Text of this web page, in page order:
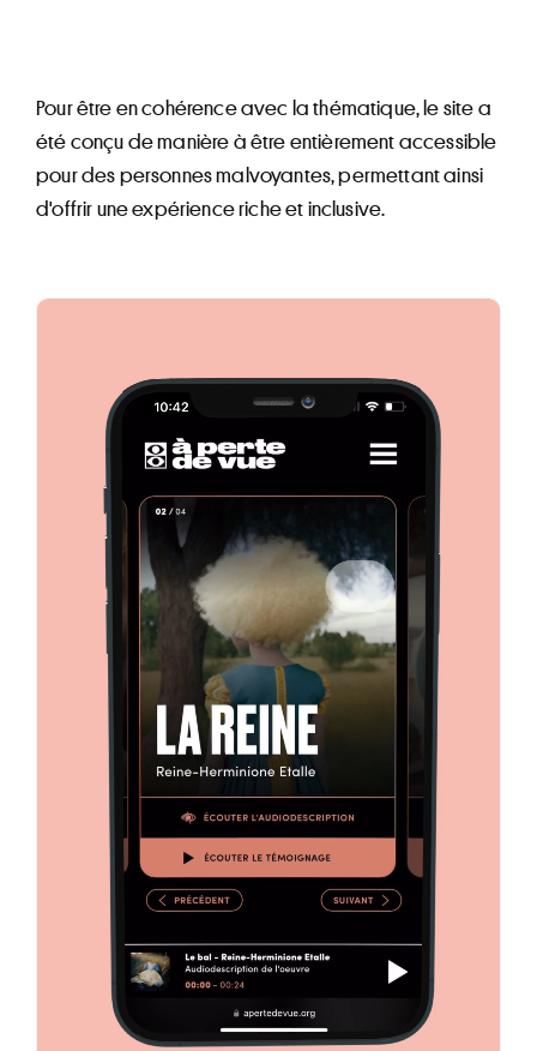
Pour être en cohérence avec la thématique, le site a
été conçu de manière à être entièrement accessible
pour des personnes malvoyantes, permettant ainsi
d'offrir une expérience riche et inclusive.